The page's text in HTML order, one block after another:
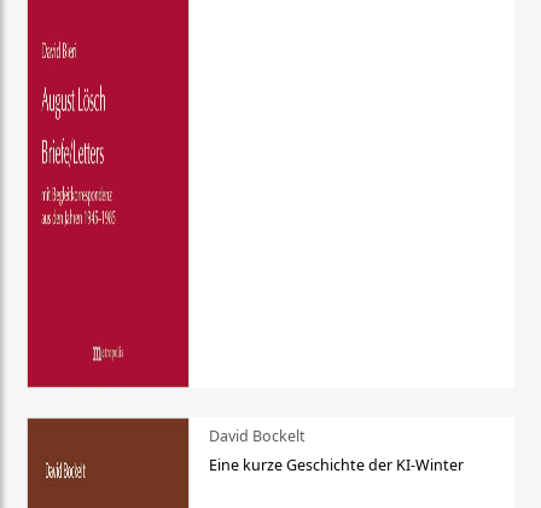
David Bockelt
Eine kurze Geschichte der KI-Winter